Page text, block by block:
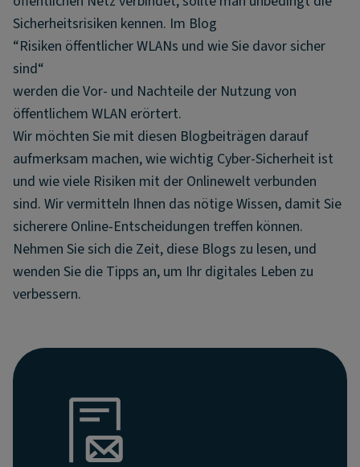
Sicherheitsrisiken kennen. Im Blog
“Risiken öffentlicher WLANs und wie Sie davor sicher
sind“
werden die Vor- und Nachteile der Nutzung von
öffentlichem WLAN erörtert.
Wir möchten Sie mit diesen Blogbeiträgen darauf
aufmerksam machen, wie wichtig Cyber-Sicherheit ist
und wie viele Risiken mit der Onlinewelt verbunden
sind. Wir vermitteln Ihnen das nötige Wissen, damit Sie
sicherere Online-Entscheidungen treffen können.
Nehmen Sie sich die Zeit, diese Blogs zu lesen, und
wenden Sie die Tipps an, um Ihr digitales Leben zu
verbessern.